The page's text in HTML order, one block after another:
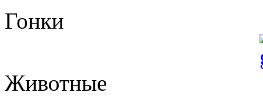
Гонки
Животные